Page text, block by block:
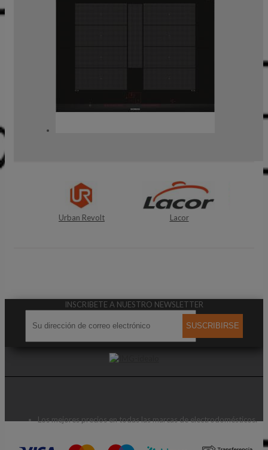
Lacor Nintendo
INSCRIBETE A NUESTRO NEWSLETTER
SUSCRIBIRSE
Los mejores precios en todas las marcas de electrodomésticos.